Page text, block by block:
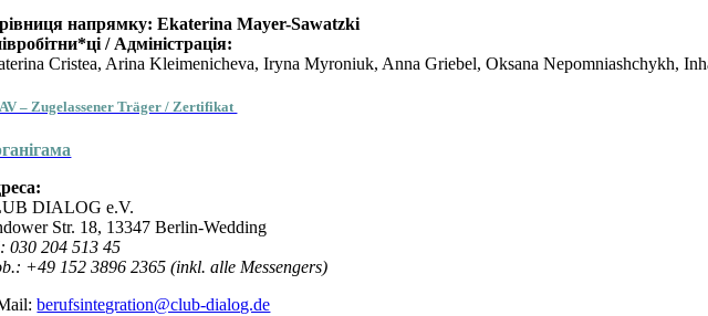
напрямку: Ekaterina Mayer-Sawatzki
/ Адміністрація:
Cristea, Arina Kleimenicheva, Iryna Myroniuk, Anna Griebel, Oksana Nepomniashchykh,
– Zugelassener Träger / Zertifikat
DIALOG e.V.
Str. 18, 13347 Berlin-Wedding
030 204 513 45
+49 152 3896 2365 (inkl. alle Messengers)
berufsintegration@club-dialog.de